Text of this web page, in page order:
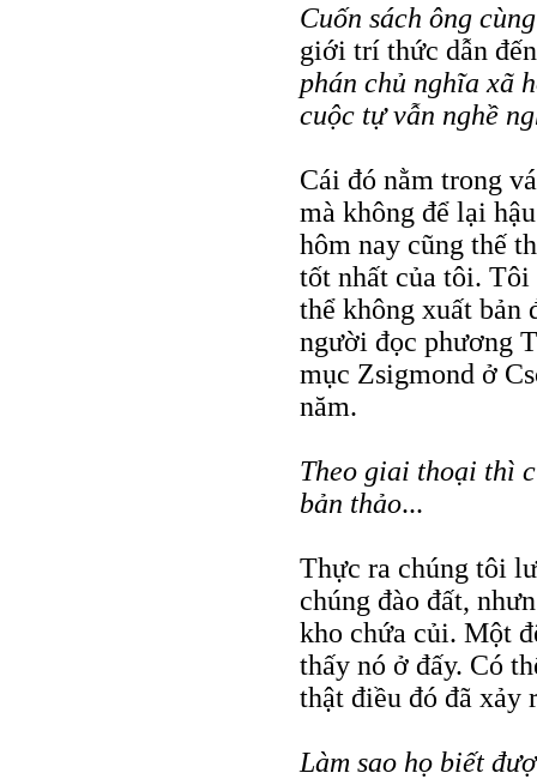
Cuốn sách ông
giới trí thức dẫn
phán chủ nghĩa xã
cuộc tự vẫn nghề
Cái đó nằm trong
mà không để lại
hôm nay cũng thế
tốt nhất của tôi.
thể không xuất bản
người đọc phương
mục Zsigmond ở
năm.
Theo giai thoại thì
bản thảo...
Thực ra chúng tôi
chúng đào đất,
kho chứa củi. Một
thấy nó ở đấy. Có
thật điều đó đã xảy
Làm sao họ biết